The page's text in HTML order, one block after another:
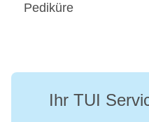
Pediküre
Ihr TUI